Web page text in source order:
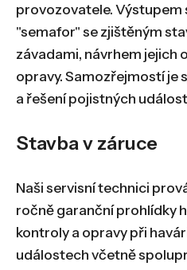
provozovatele. Výstupem
"semafor" se zjištěným
závadami, návrhem jejich
opravy. Samozřejmostí je
a řešení pojistných
Stavba v záruce
Naši servisní technici
ročně garanční prohlídky
kontroly a opravy při
událostech včetně